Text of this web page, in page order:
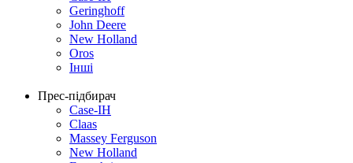
Geringhoff
John Deere
New Holland
Oros
Інші
Прес-підбирач
Case-IH
Claas
Massey Ferguson
New Holland